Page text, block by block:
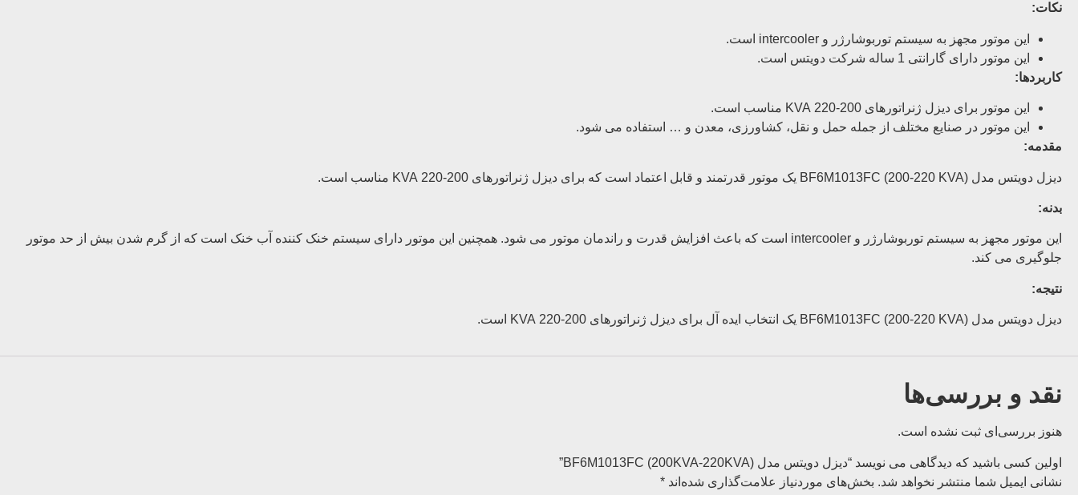
نکات:
این موتور مجهز به سیستم توربوشارژر و intercooler است.
این موتور دارای گارانتی 1 ساله شرکت دویتس است.
کاربردها:
این موتور برای دیزل ژنراتورهای 200-220 KVA مناسب است.
این موتور در صنایع مختلف از جمله حمل و نقل، کشاورزی، معدن و … استفاده می شود.
مقدمه:
دیزل دویتس مدل BF6M1013FC (200-220 KVA) یک موتور قدرتمند و قابل اعتماد است که برای دیزل ژنراتورهای 200-220 KVA مناسب است.
بدنه:
این موتور مجهز به سیستم توربوشارژر و intercooler است که باعث افزایش قدرت و راندمان موتور می شود. همچنین این موتور دارای سیستم خنک کننده آب خنک است که از گرم شدن بیش از حد موتور
جلوگیری می کند.
نتیجه:
دیزل دویتس مدل BF6M1013FC (200-220 KVA) یک انتخاب ایده آل برای دیزل ژنراتورهای 200-220 KVA است.
نقد و بررسی‌ها
هنوز بررسی‌ای ثبت نشده است.
اولین کسی باشید که دیدگاهی می نویسد “دیزل دویتس مدل BF6M1013FC (200KVA-220KVA)”
نشانی ایمیل شما منتشر نخواهد شد. بخش‌های موردنیاز علامت‌گذاری شده‌اند *